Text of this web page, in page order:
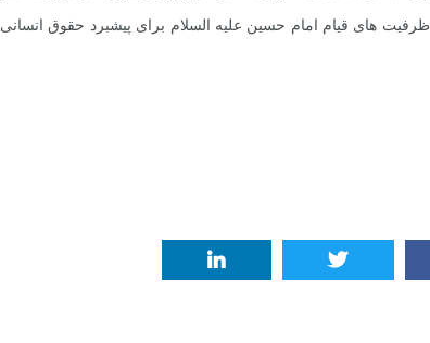
های قیام امام حسین علیه السلام برای پیشبرد حقوق انسانی